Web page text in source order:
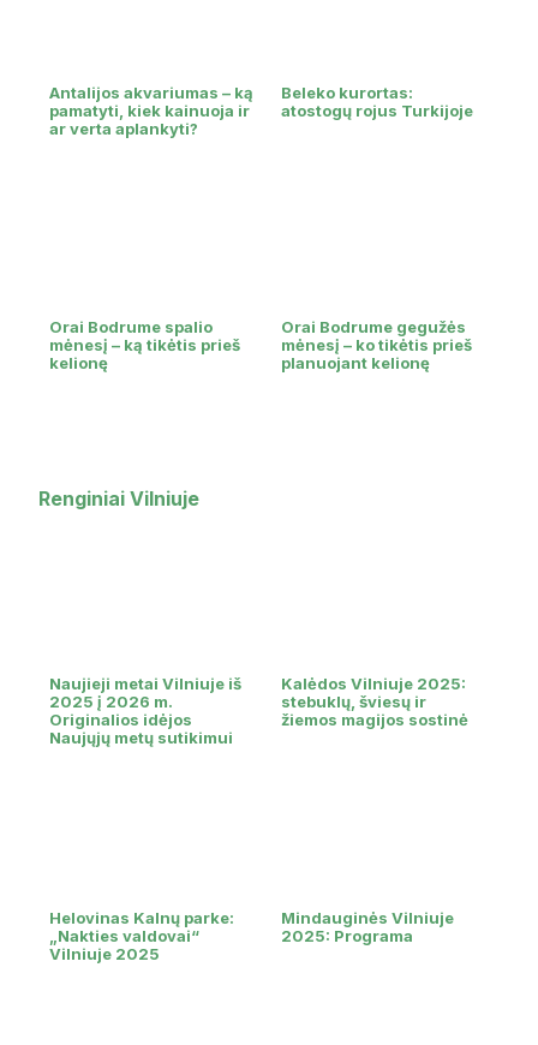
Antalijos akvariumas – ką
pamatyti, kiek kainuoja ir
ar verta aplankyti?
Beleko kurortas:
atostogų rojus Turkijoje
Orai Bodrume spalio
mėnesį – ką tikėtis prieš
kelionę
Orai Bodrume gegužės
mėnesį – ko tikėtis prieš
planuojant kelionę
Renginiai Vilniuje
Naujieji metai Vilniuje iš
2025 į 2026 m.
Originalios idėjos
Naujųjų metų sutikimui
Kalėdos Vilniuje 2025:
stebuklų, šviesų ir
žiemos magijos sostinė
Helovinas Kalnų parke:
„Nakties valdovai“
Vilniuje 2025
Mindauginės Vilniuje
2025: Programa